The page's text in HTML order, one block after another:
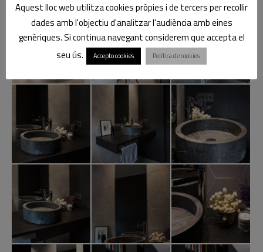
Aquest lloc web utilitza cookies pròpies i de tercers per recollir
dades amb l'objectiu d'analitzar l'audiència amb eines
genèriques. Si continua navegant considerem que accepta el
seu ús.
Accepto cookies Política de cookies